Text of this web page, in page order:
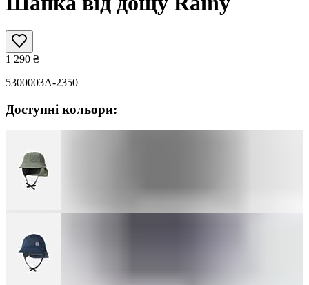
1 290 ₴
5300003A-2350
Доступні кольори: